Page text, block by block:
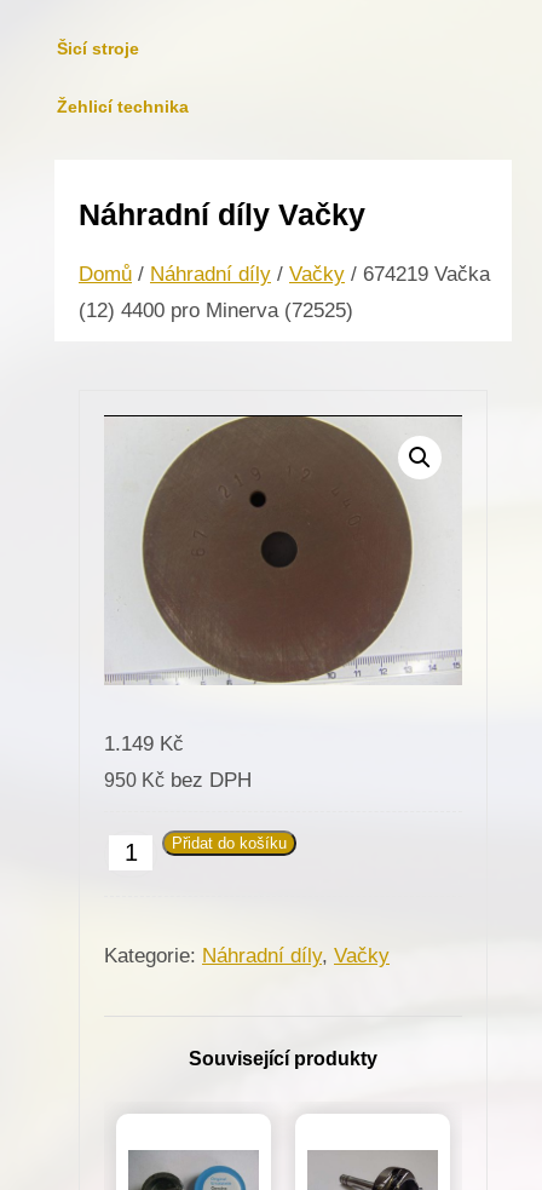
Šicí stroje
Žehlicí technika
Náhradní díly Vačky
Domů / Náhradní díly / Vačky / 674219 Vačka
(12) 4400 pro Minerva (72525)
1.149 Kč
950 Kč bez DPH
674219
4400
Přidat do košíku
Kategorie: Náhradní díly, Vačky
Související produkty